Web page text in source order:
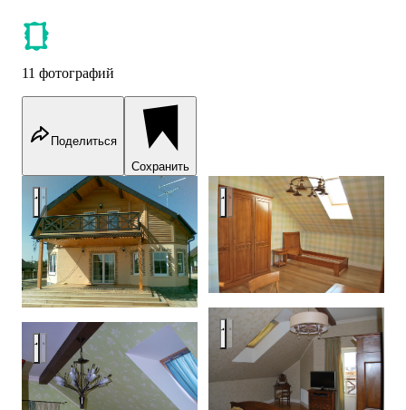
11 фотографий
Поделиться
Сохранить
House, Novorizhskoe shosse, MoscowHouse, Novorizhskoe shosse,
House, Novorizhskoe shosse,
House, Novorizhskoe shosse, Moscow